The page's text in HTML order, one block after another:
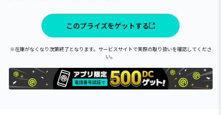
このプライズをゲットする
※在庫がなくなり次第終了となります。サービスサイトで実際の取り扱いを確認してくださ
い。